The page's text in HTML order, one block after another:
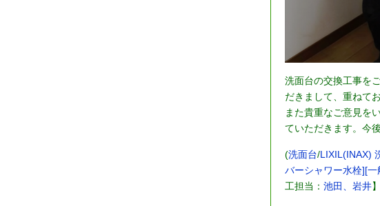
洗面台の交換工事を
だきまして、重ねて
また貴重なご意見を
ていただきます。今
(洗面台/LIXIL(INAX)
バーシャワー水栓][
工担当： 池田、岩井】